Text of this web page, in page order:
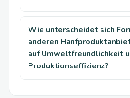
Wie unterscheidet sich
anderen
auf Umweltfreundlichkeit
Produktionseffizienz?